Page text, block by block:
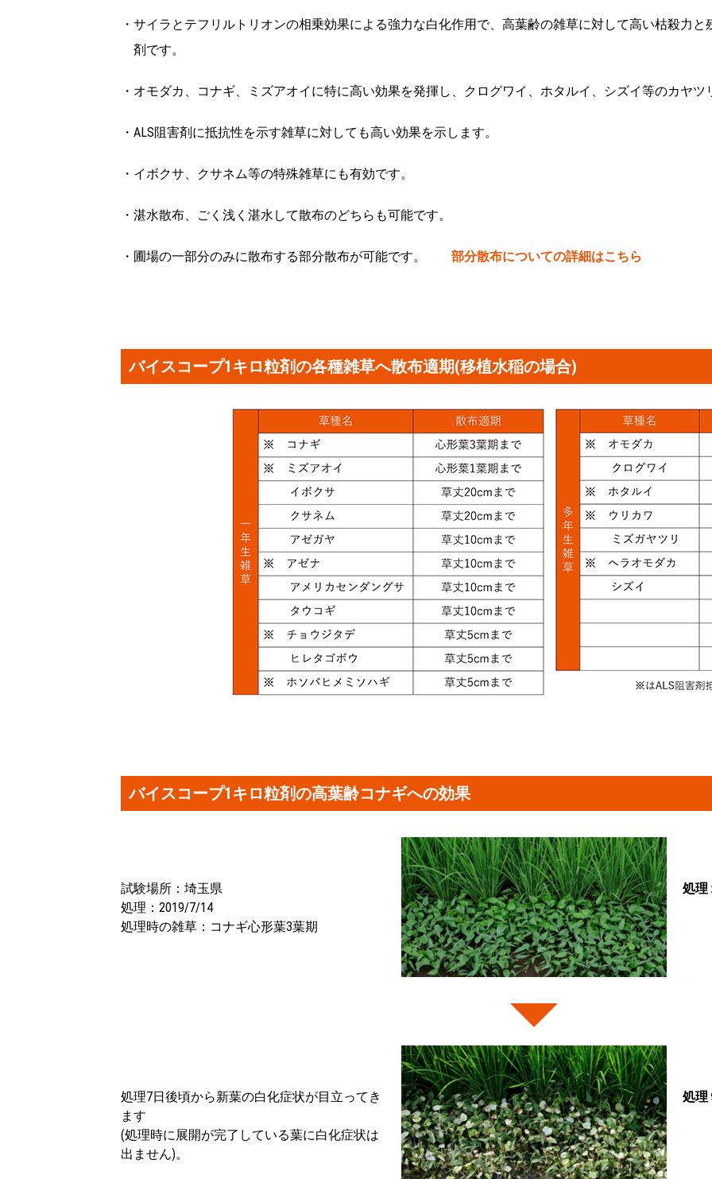
・サイラとテフリルトリオンの相乗効果による強力な白化作用で、高葉齢の雑草に対して高い枯殺力
剤です。
・オモダカ、コナギ、ミズアオイに特に高い効果を発揮し、クログワイ、ホタルイ、シズイ等のカヤ
・ALS阻害剤に抵抗性を示す雑草に対しても高い効果を示します。
・イボクサ、クサネム等の特殊雑草にも有効です。
・湛水散布、ごく浅く湛水して散布のどちらも可能です。
・圃場の一部分のみに散布する部分散布が可能です。 部分散布についての詳細はこちら
バイスコープ1キロ粒剤の各種雑草へ散布適期(移植水稲の場合)
バイスコープ1キロ粒剤の高葉齢コナギへの効果
試験場所：埼玉県
処理：2019/7/14
処理時の雑草：コナギ心形葉3葉期
処理
処理7日後頃から新葉の白化症状が目立ってき
ます
(処理時に展開が完了している葉に白化症状は
出ません)。
処理